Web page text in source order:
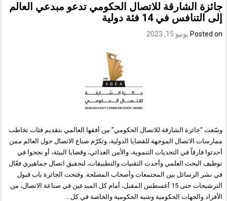
جائزة الشارقة للاتصال الحكومي تدعو مبدعي العالم
إلى التنافس في 14 فئة دولية
Posted on يونيو 15, 2023
وسّعت “جائزة الشارقة للاتصال الحكومي” من أفقها العالمي بتقديم فئات تخاطب
ممارسات الاتصال الموجهة للقضايا الدولية، وتكرّم صناع الاتصال حول العالم ممن
أحدثوا فارقاً في التحديات التنموية، والأمن الغذائي، وقضايا البيئة، أو نجحوا في
توظيف البحث العلمي وأحدث التقنيات والتطبيقات، لتحقيق اتصال جماهيري فعّال
في نشر الرسائل بين المجتمعات وأصحاب المصلحة. وفتحت الجائزة باب قبول
الترشيحات حتى 15 أغسطس المقبل، أمام كل المبدعين في صناعة الاتصال، من
الأفراد والجهات الحكومية وشبه الحكومية والخاصة في كل…